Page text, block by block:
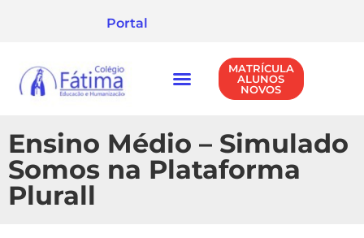
Portal
MATRÍCULA
ALUNOS
NOVOS
Ensino Médio – Simulado
Somos na Plataforma
Plurall